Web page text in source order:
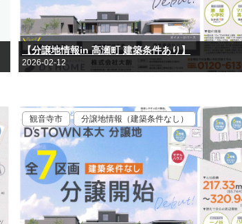
【分譲地情報in 高瀬町 建築条件あり】
2026-02-12
観音寺市 分譲地情報（建築条件なし）